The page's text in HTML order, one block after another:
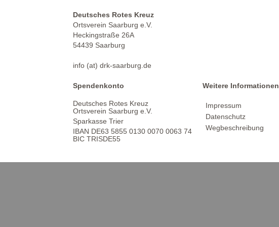
Deutsches Rotes Kreuz
Ortsverein Saarburg e.V.
Heckingstraße 26A
54439 Saarburg
info (at) drk-saarburg.de
Spendenkonto
Deutsches Rotes Kreuz
Ortsverein Saarburg e.V.
Sparkasse Trier
IBAN DE63 5855 0130 0070 0063 74
BIC TRISDE55
Weitere Informationen
Impressum
Datenschutz
Wegbeschreibung